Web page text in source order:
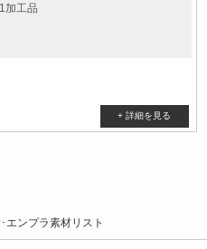
加工品
エンプラ素材リスト